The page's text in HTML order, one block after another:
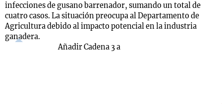
infecciones de gusano barrenador, sumando un total de
cuatro casos. La situación preocupa al Departamento de
Agricultura debido al impacto potencial en la industria
ganadera.
Añadir Cadena 3 a